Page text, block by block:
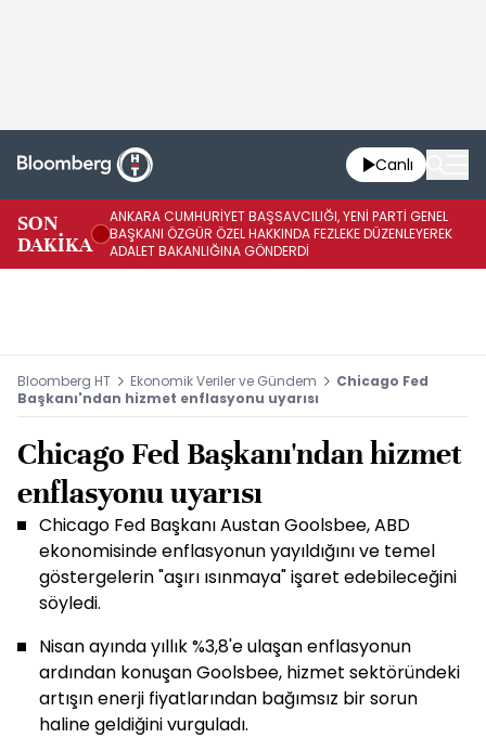
Canlı
SON
DAKİKA
ANKARA CUMHURİYET BAŞSAVCILIĞI, YENİ PARTİ GENEL
BAŞKANI ÖZGÜR ÖZEL HAKKINDA FEZLEKE DÜZENLEYEREK
ADALET BAKANLIĞINA GÖNDERDİ
Bloomberg HT Ekonomik Veriler ve Gündem
Chicago Fed
Başkanı'ndan hizmet enflasyonu uyarısı
Chicago Fed Başkanı'ndan hizmet
enflasyonu uyarısı
Chicago Fed Başkanı Austan Goolsbee, ABD
ekonomisinde enflasyonun yayıldığını ve temel
göstergelerin "aşırı ısınmaya" işaret edebileceğini
söyledi.
Nisan ayında yıllık %3,8'e ulaşan enflasyonun
ardından konuşan Goolsbee, hizmet sektöründeki
artışın enerji fiyatlarından bağımsız bir sorun
haline geldiğini vurguladı.